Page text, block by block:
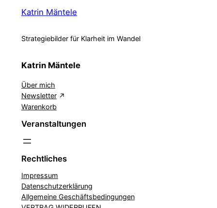
Katrin Mäntele
Strategiebilder für Klarheit im Wandel
Katrin Mäntele
Über mich
Newsletter
Warenkorb
Veranstaltungen
Rechtliches
Impressum
Datenschutzerklärung
Allgemeine Geschäftsbedingungen